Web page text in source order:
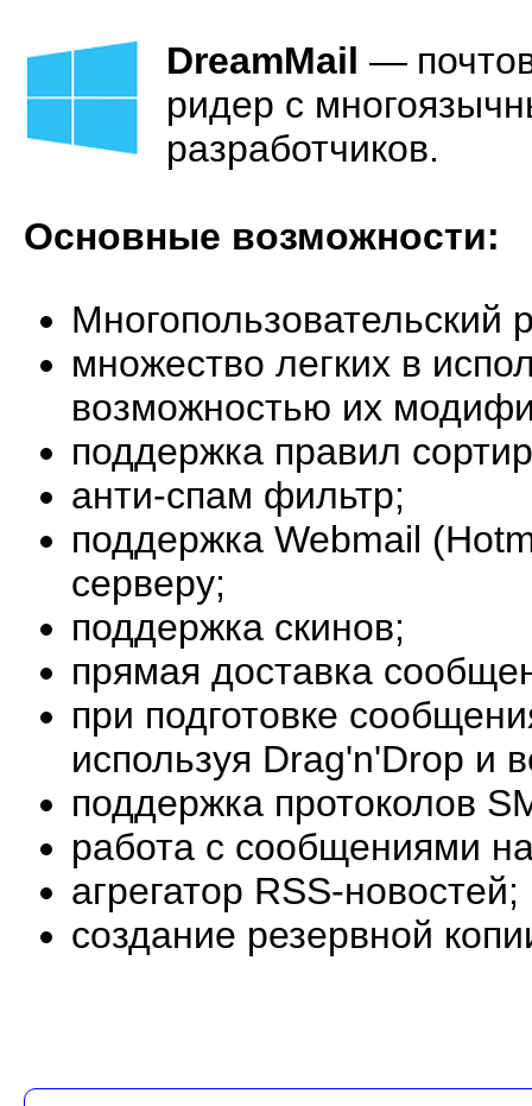
DreamMail —
ридер с
разработчиков.
Основные возможности:
Многопользовательский
множество легких в
возможностью их
поддержка правил
анти-спам фильтр;
поддержка Webmail
серверу;
поддержка скинов;
прямая доставка
при подготовке
используя Drag'n'Drop и
поддержка протоколов
работа с сообщениями
агрегатор RSS-новостей;
создание резервной